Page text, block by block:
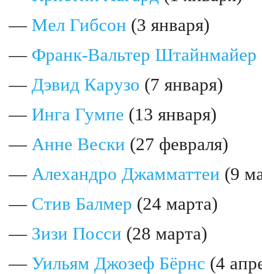
— Мел Гибсон (3 января)
— Франк-Вальтер Штайнмайер
— Дэвид Карузо (7 января)
— Инга Гумпе (13 января)
— Анне Вески (27 февраля)
— Алехандро Джамматтеи (9
— Стив Балмер (24 марта)
— Зизи Посси (28 марта)
— Уильям Джозеф Бёрнс (4